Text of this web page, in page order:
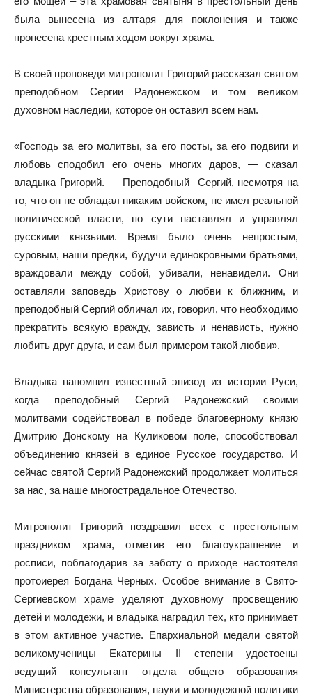
была вынесена из алтаря для поклонения и также
пронесена крестным ходом вокруг храма.
В своей проповеди митрополит Григорий рассказал святом
преподобном Сергии Радонежском и том великом
духовном наследии, которое он оставил всем нам.
«Господь за его молитвы, за его посты, за его подвиги и
любовь сподобил его очень многих даров, — сказал
владыка Григорий. — Преподобный Сергий, несмотря на
то, что он не обладал никаким войском, не имел реальной
политической власти, по сути наставлял и управлял
русскими князьями. Время было очень непростым,
суровым, наши предки, будучи единокровными братьями,
враждовали между собой, убивали, ненавидели. Они
оставляли заповедь Христову о любви к ближним, и
преподобный Сергий обличал их, говорил, что необходимо
прекратить всякую вражду, зависть и ненависть, нужно
любить друг друга, и сам был примером такой любви».
Владыка напомнил известный эпизод из истории Руси,
когда преподобный Сергий Радонежский своими
молитвами содействовал в победе благоверному князю
Дмитрию Донскому на Куликовом поле, способствовал
объединению князей в единое Русское государство. И
сейчас святой Сергий Радонежский продолжает молиться
за нас, за наше многострадальное Отечество.
Митрополит Григорий поздравил всех с престольным
праздником храма, отметив его благоукрашение и
росписи, поблагодарив за заботу о приходе настоятеля
протоиерея Богдана Черных. Особое внимание в Свято-
Сергиевском храме уделяют духовному просвещению
детей и молодежи, и владыка наградил тех, кто принимает
в этом активное участие. Епархиальной медали святой
великомученицы Екатерины II степени удостоены
ведущий консультант отдела общего образования
Министерства образования, науки и молодежной политики